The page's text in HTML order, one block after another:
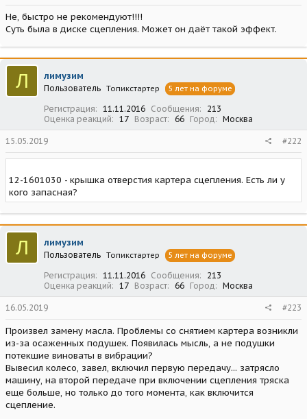
Не, быстро не рекомендуют!!!!
Суть была в диске сцепления. Может он даёт такой эффект.
Л лимузим
Пользователь Топикстартер 5 лет на форуме
Регистрация 11.11.2016 Сообщения
213
Оценка реакций
17 Возраст 66 Город Москва
15.05.2019 #222
12-1601030 - крышка отверстия картера сцепления. Есть ли у
кого запасная?
Л лимузим
Пользователь Топикстартер 5 лет на форуме
Регистрация 11.11.2016 Сообщения
213
Оценка реакций
17 Возраст 66 Город Москва
16.05.2019 #223
Произвел замену масла. Проблемы со снятием картера возникли
из-за осаженных подушек. Появилась мысль, а не подушки
потекшие виноваты в вибрации?
Вывесил колесо, завел, включил первую передачу... затрясло
машину, на второй передаче при включении сцепления тряска
еще больше, но только до того момента, как включится
сцепление.